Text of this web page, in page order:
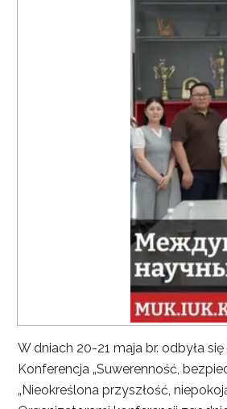
W dniach 20-21 maja br. odbyła
Konferencja „Suwerenność,
„Nieokreślona przyszłość,